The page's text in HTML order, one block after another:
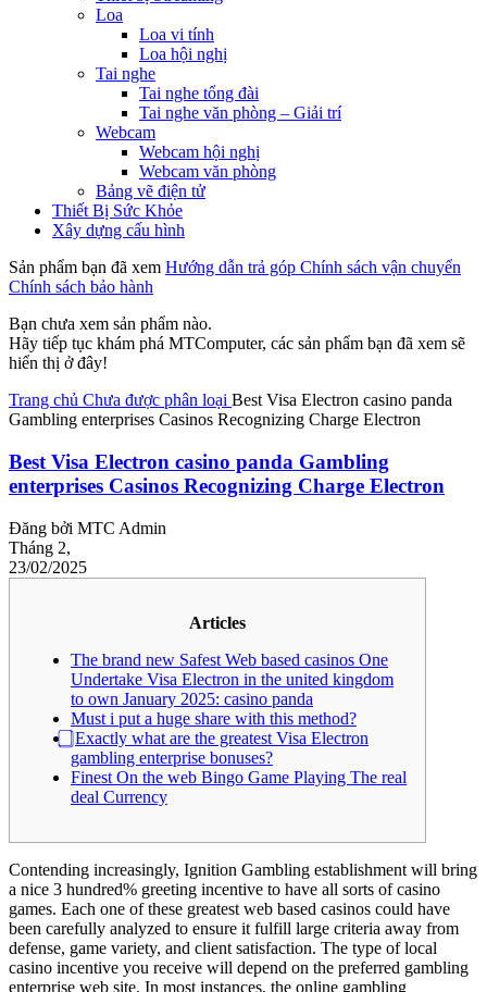
Loa
Loa vi tính
Loa hội nghị
Tai nghe
Tai nghe tổng đài
Tai nghe văn phòng – Giải trí
Webcam
Webcam hội nghị
Webcam văn phòng
Bảng vẽ điện tử
Thiết Bị Sức Khỏe
Xây dựng cấu hình
Sản phẩm bạn đã xem Hướng dẫn trả góp Chính sách vận chuyển
Chính sách bảo hành
Bạn chưa xem sản phẩm nào.
Hãy tiếp tục khám phá MTComputer, các sản phẩm bạn đã xem sẽ
hiển thị ở đây!
Trang chủ Chưa được phân loại Best Visa Electron casino panda
Gambling enterprises Casinos Recognizing Charge Electron
Best Visa Electron casino panda Gambling
enterprises Casinos Recognizing Charge Electron
Đăng bởi MTC Admin
Tháng 2,
23/02/2025
Articles
The brand new Safest Web based casinos One
Undertake Visa Electron in the united kingdom
to own January 2025: casino panda
Must i put a huge share with this method?
⃣ Exactly what are the greatest Visa Electron
gambling enterprise bonuses?
Finest On the web Bingo Game Playing The real
deal Currency
Contending increasingly, Ignition Gambling establishment will bring
a nice 3 hundred% greeting incentive to have all sorts of casino
games. Each one of these greatest web based casinos could have
been carefully analyzed to ensure it fulfill large criteria away from
defense, game variety, and client satisfaction. The type of local
casino incentive you receive will depend on the preferred gambling
enterprise web site. In most instances, the online gambling